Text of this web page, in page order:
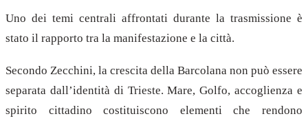
Uno dei temi centrali affrontati durante la trasmissione è
stato il rapporto tra la manifestazione e la città.
Secondo Zecchini, la crescita della Barcolana non può essere
separata dall’identità di Trieste. Mare, Golfo, accoglienza e
spirito cittadino costituiscono elementi che rendono